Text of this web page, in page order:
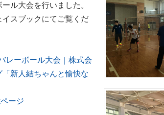
ル大会を行いました。
スブックにてご覧くだ
レーボール大会｜株式会
新人結ちゃんと愉快な
ージ